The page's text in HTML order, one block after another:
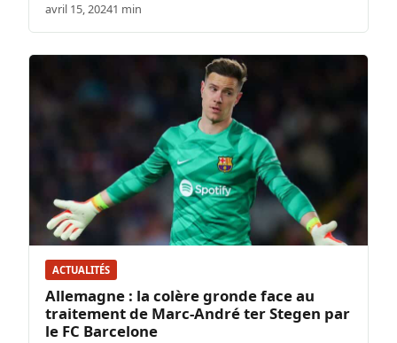
avril 15, 20241 min
ACTUALITÉS
Allemagne : la colère gronde face au
traitement de Marc-André ter Stegen par
le FC Barcelone